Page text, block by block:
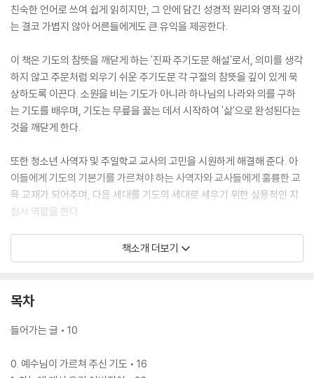
친숙한 언어로 쓰여 쉽게 읽히지만, 그 안에 담긴 성경적 원리와 영적 깊이
는 결코 가볍지 않아 어른들에게도 큰 유익을 제공한다.
이 책은 기도의 참뜻을 깨닫게 하는 '진짜 주기도문 해설'로서, 의미를 생각
하지 않고 주문처럼 외우기 쉬운 주기도문 각 구절의 참뜻을 깊이 있게 묵
상하도록 이끈다. 소원을 비는 기도가 아니라 하나님의 나라와 의를 구하
는 기도를 배우며, 기도는 무릎을 꿇는 데서 시작하여 '삶'으로 완성된다는
것을 깨닫게 한다.
또한 청소년 사역자 및 주일학교 교사의 고민을 시원하게 해결해 준다. 아
이들에게 기도의 기본기를 가르쳐야 하는 사역자와 교사들에게 훌륭한 교
육 교재가 되어주며, 다음 세대를 기도의 세대로 세우기 위한 실용적인 지
침서 역할을 한다.
나아가 이론을 넘어 당장 '기도하고 싶어지게' 만드는 책이다. 단순히 기도
에 대해 알려주는 것을 넘어 독자가 자발적으로 기도의 자리로 나아가게
로 기도하는 습관을 통해 "사람이 일하면 사람이 일할 뿐이지만, 사람이 기
책소개 더보기
목차
들어가는 글 • 10
0. 예수님이 가르쳐 주신 기도 • 16